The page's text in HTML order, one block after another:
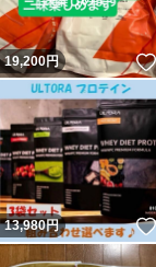
19,200円
13,980円